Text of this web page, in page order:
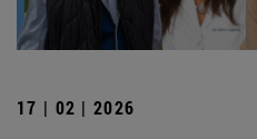
17 | 02 | 2026